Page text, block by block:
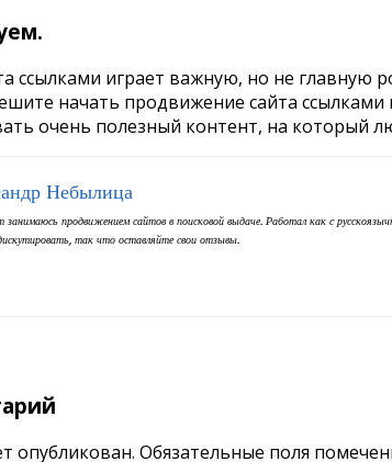
ссылками играет важную, но не главную
начать продвижение сайта
очень полезный контент, на который
Небылица
занимаюсь продвижением сайтов в поисковой выдаче. Работал как с
так что оставляйте свои отзывы.
опубликован. Обязательные поля